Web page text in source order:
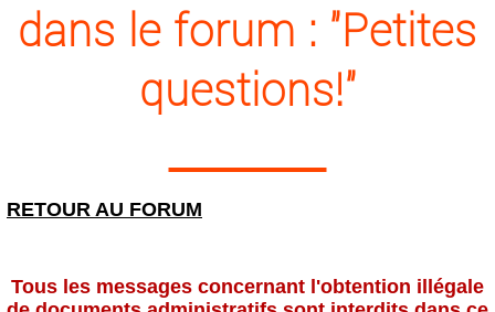
dans le forum : "Petites
questions!"
RETOUR AU FORUM
Tous les messages concernant l'obtention illégale